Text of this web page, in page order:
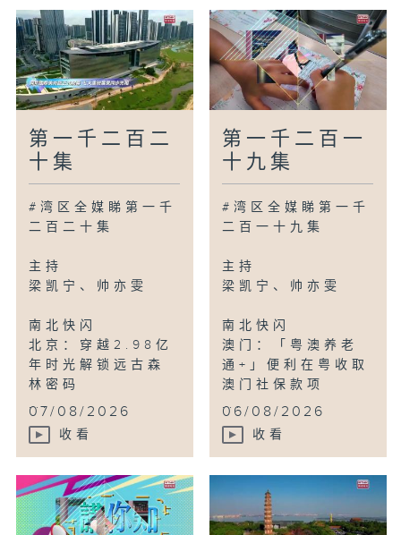
广为人知
广州：南沙举行大学生国际文化节
广州：荔枝林下种咖啡
湾区新里程
惠州：认识一间主打平价自助餐的「社区食
堂」
成都：认识以艺术结合产业为主题的文艺新
地标
苏州：举办首届「太湖瑰谷玫瑰节」
甘肃武威：感受大漠湖泽生态风光
第一千二百二
十集
#湾区全媒睇第一千
二百二十集
主持
梁凯宁、帅亦雯
南北快闪
北京：穿越2.98亿
年时光解锁远古森
林密码
...
07/08/2026
收看
第一千二百一
十九集
#湾区全媒睇第一千
二百一十九集
主持
梁凯宁、帅亦雯
南北快闪
澳门：「粤澳养老
通+」便利在粤收取
澳门社保款项
...
06/08/2026
收看